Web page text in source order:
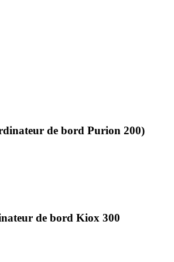
de bord Purion 200)
de bord Kiox 300